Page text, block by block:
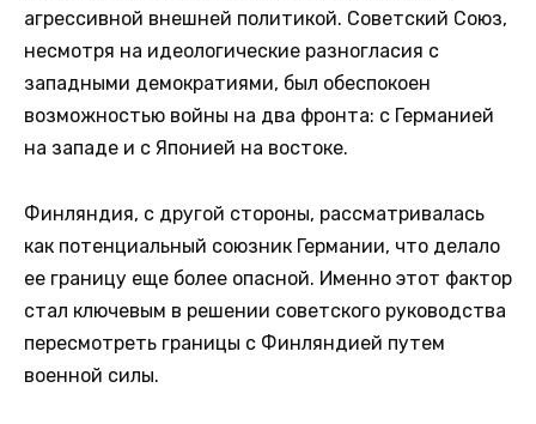
агрессивной внешней политикой. Советский Союз,
несмотря на идеологические разногласия с
западными демократиями, был обеспокоен
возможностью войны на два фронта: с Германией
на западе и с Японией на востоке.
Финляндия, с другой стороны, рассматривалась
как потенциальный союзник Германии, что делало
ее границу еще более опасной. Именно этот фактор
стал ключевым в решении советского руководства
пересмотреть границы с Финляндией путем
военной силы.